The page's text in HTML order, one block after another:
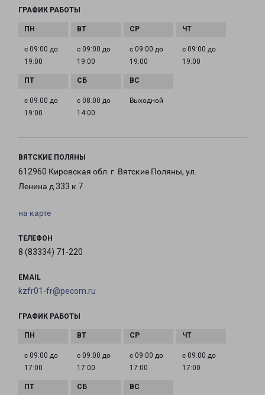
ГРАФИК РАБОТЫ
с 09:00 до
19:00
с 09:00 до
19:00
с 09:00 до
19:00
с 09:00 до
19:00
с 09:00 до
19:00
с 08:00 до
14:00
Выходной
ВЯТСКИЕ ПОЛЯНЫ
612960 Кировская обл. г. Вятские Поляны, ул.
Ленина д.333 к.7
на карте
ТЕЛЕФОН
8 (83334) 71-220
EMAIL
kzfr01-fr@pecom.ru
ГРАФИК РАБОТЫ
с 09:00 до
17:00
с 09:00 до
17:00
с 09:00 до
17:00
с 09:00 до
17:00